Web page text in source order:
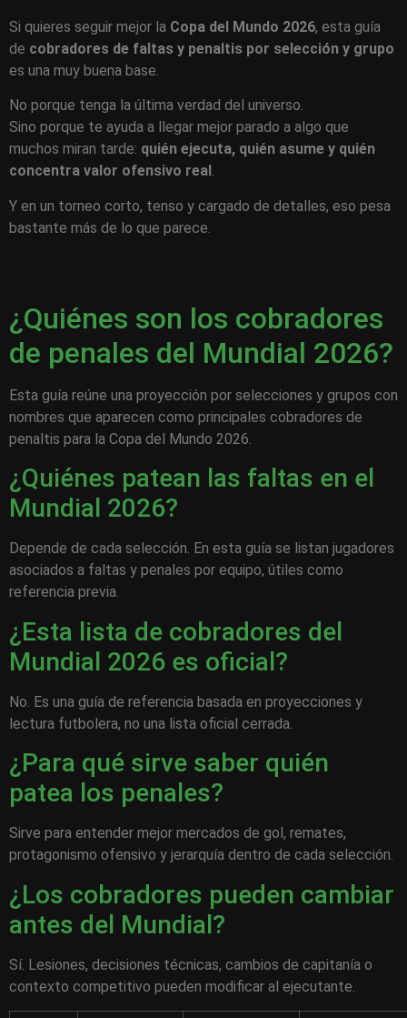
Si quieres seguir mejor la Copa del Mundo 2026, esta guía
de cobradores de faltas y penaltis por selección y grupo
es una muy buena base.
No porque tenga la última verdad del universo.
Sino porque te ayuda a llegar mejor parado a algo que
muchos miran tarde: quién ejecuta, quién asume y quién
concentra valor ofensivo real .
Y en un torneo corto, tenso y cargado de detalles, eso pesa
bastante más de lo que parece.
¿Quiénes son los cobradores
de penales del Mundial 2026?
Esta guía reúne una proyección por selecciones y grupos con
nombres que aparecen como principales cobradores de
penaltis para la Copa del Mundo 2026.
¿Quiénes patean las faltas en el
Mundial 2026?
Depende de cada selección. En esta guía se listan jugadores
asociados a faltas y penales por equipo, útiles como
referencia previa.
¿Esta lista de cobradores del
Mundial 2026 es oficial?
No. Es una guía de referencia basada en proyecciones y
lectura futbolera, no una lista oficial cerrada.
¿Para qué sirve saber quién
patea los penales?
Sirve para entender mejor mercados de gol, remates,
protagonismo ofensivo y jerarquía dentro de cada selección.
¿Los cobradores pueden cambiar
antes del Mundial?
Sí. Lesiones, decisiones técnicas, cambios de capitanía o
contexto competitivo pueden modificar al ejecutante.